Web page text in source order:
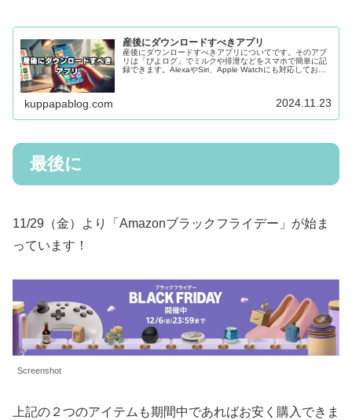
産後にダウンロードすべきアプリ
産後にダウンロードすべきアプリについてです。そのアプ
リは「ぴよログ」でミルクや排泄などをスマホで簡単に記
録できます。AlexaやSiri、Apple Watchにも対応しており
kuppapablog.com 2024.11.23
最後に
11/29（金）より「Amazonブラックフライデー」が始ま
っています！
Screenshot
上記の２つのアイテムも期間中であればお安く購入できま